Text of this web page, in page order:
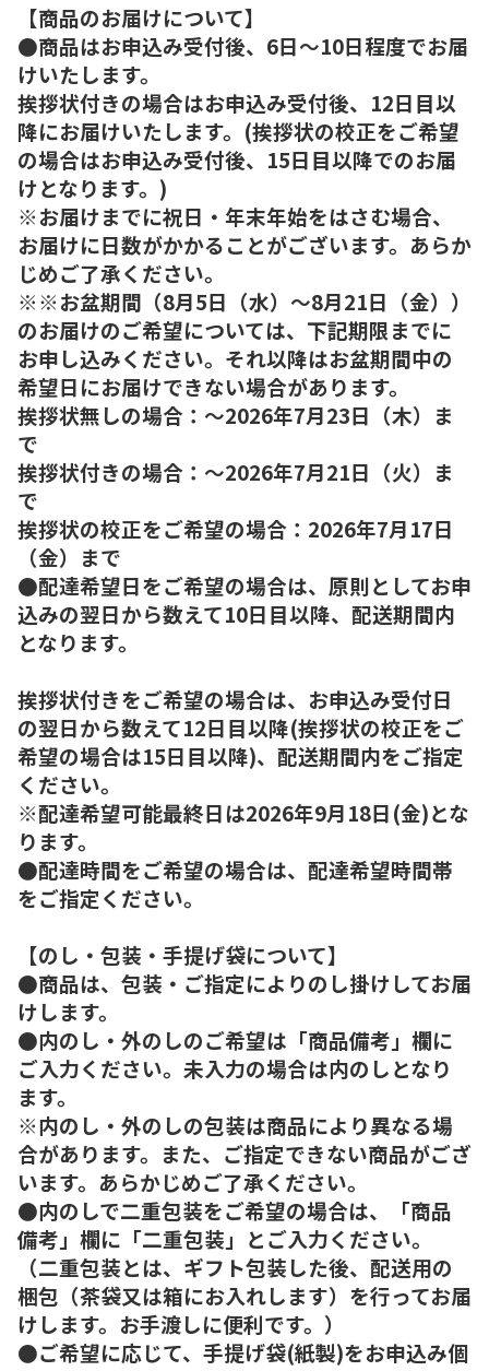
【商品のお届けについて】
●商品はお申込み受付後、6日～10日程度でお届
けいたします。
挨拶状付きの場合はお申込み受付後、12日目以
降にお届けいたします。(挨拶状の校正をご希望
の場合はお申込み受付後、15日目以降でのお届
けとなります。)
※お届けまでに祝日・年末年始をはさむ場合、
お届けに日数がかかることがございます。あらか
じめご了承ください。
※※お盆期間（8月5日（水）～8月21日（金））
のお届けのご希望については、下記期限までに
お申し込みください。それ以降はお盆期間中の
希望日にお届けできない場合があります。
挨拶状無しの場合：～2026年7月23日（木）ま
で
挨拶状付きの場合：～2026年7月21日（火）ま
で
挨拶状の校正をご希望の場合：2026年7月17日
（金）まで
●配達希望日をご希望の場合は、原則としてお申
込みの翌日から数えて10日目以降、配送期間内
となります。
挨拶状付きをご希望の場合は、お申込み受付日
の翌日から数えて12日目以降(挨拶状の校正をご
希望の場合は15日目以降)、配送期間内をご指定
ください。
※配達希望可能最終日は2026年9月18日(金)とな
ります。
●配達時間をご希望の場合は、配達希望時間帯
をご指定ください。
【のし・包装・手提げ袋について】
●商品は、包装・ご指定によりのし掛けしてお届
けします。
●内のし・外のしのご希望は「商品備考」欄に
ご入力ください。未入力の場合は内のしとなり
ます。
※内のし・外のしの包装は商品により異なる場
合があります。また、ご指定できない商品がござ
います。あらかじめご了承ください。
●内のしで二重包装をご希望の場合は、「商品
備考」欄に「二重包装」とご入力ください。
（二重包装とは、ギフト包装した後、配送用の
梱包（茶袋又は箱にお入れします）を行ってお届
けします。お手渡しに便利です。）
●ご希望に応じて、手提げ袋(紙製)をお申込み個